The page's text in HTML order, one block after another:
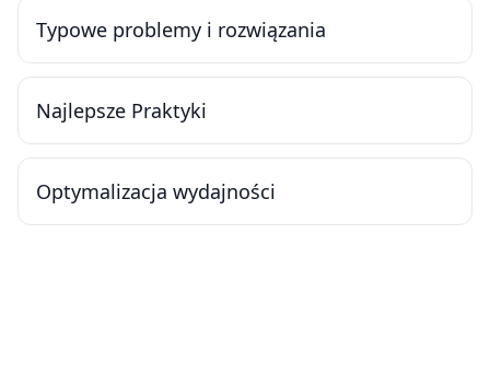
Typowe problemy i rozwiązania
Najlepsze Praktyki
Optymalizacja wydajności